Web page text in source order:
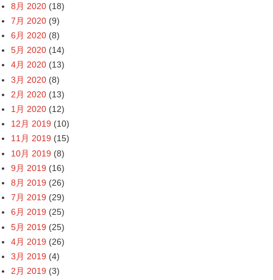
8月 2020 (18)
7月 2020 (9)
6月 2020 (8)
5月 2020 (14)
4月 2020 (13)
3月 2020 (8)
2月 2020 (13)
1月 2020 (12)
12月 2019 (10)
11月 2019 (15)
10月 2019 (8)
9月 2019 (16)
8月 2019 (26)
7月 2019 (29)
6月 2019 (25)
5月 2019 (25)
4月 2019 (26)
3月 2019 (4)
2月 2019 (3)